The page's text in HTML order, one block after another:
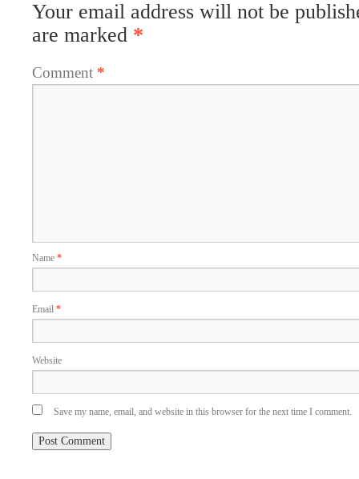
Your email address will not be
are marked *
Comment *
Name *
Email *
Website
Save my name, email, and website in this browser for the next time I comment.